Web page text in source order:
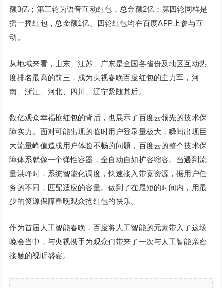
额3亿；第三轮为语音互动红包，总金额2亿；第四轮同样是
摇一摇红包，总金额1亿。四轮红包均在百度APP上参与互
动。
从地域来看，山东、江苏、广东是全国各省份及地区互动热
度排名最高的前三，成为央视春晚百度红包的主力军，河
南、浙江、河北、四川、辽宁紧随其后。
数亿观众幸福抢红包的背后，也展示了百度云领先的技术保
障实力。面对可能出现的临时用户登录量极大，瞬间出现巨
大流量峰值造成用户体验不畅的问题，百度云的整个技术保
障体系就像一个弹性容器，全自动自如扩容缩容。当遇到流
量洪峰时，系统智能化调度，快速接入带宽资源，据用户任
务的不同，匹配适应的容量。做到了在最短的时间内，用最
少的资源保障春晚观众抢红包的快乐。
作为首届人工智能春晚，百度将人工智能的元素带入了这场
晚会当中，与央视携手为观众们带来了一次与人工智能亲密
接触的视听盛宴。